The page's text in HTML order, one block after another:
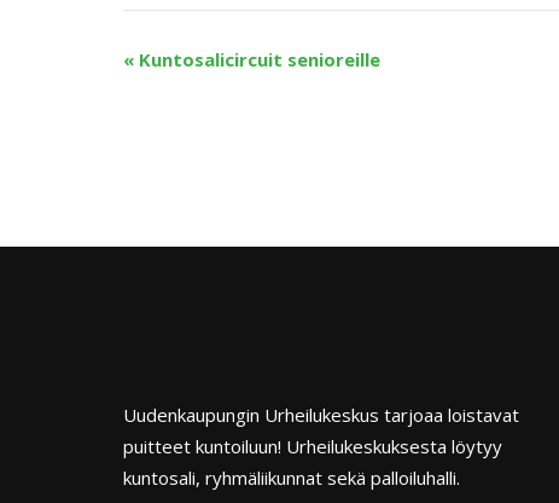
« Kuntosalicircuit senioreille
Uudenkaupungin Urheilukeskus tarjoaa loistavat
puitteet kuntoiluun! Urheilukeskuksesta löytyy
kuntosali, ryhmäliikunnat sekä palloiluhalli.